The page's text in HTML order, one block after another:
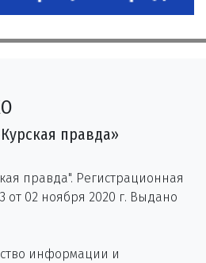
правда»
правда". Регистрационная
от 02 ноября 2020 г. Выдано
информации и